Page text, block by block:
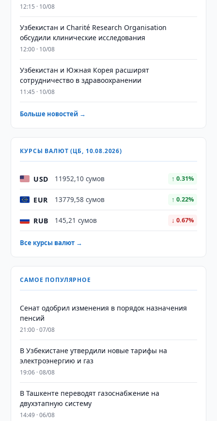
12:15 · 10/08
Узбекистан и Charité Research Organisation
обсудили клинические исследования
12:00 · 10/08
Узбекистан и Южная Корея расширят
сотрудничество в здравоохранении
11:45 · 10/08
Больше новостей →
КУРСЫ ВАЛЮТ (ЦБ, 10.08.2026)
USD 11952,10 сумов ↑ 0.31%
EUR 13779,58 сумов ↑ 0.22%
RUB 145,21 сумов ↓ 0.67%
Все курсы валют →
САМОЕ ПОПУЛЯРНОЕ
Сенат одобрил изменения в порядок назначения
пенсий
21:00 · 07/08
В Узбекистане утвердили новые тарифы на
электроэнергию и газ
19:06 · 08/08
В Ташкенте переводят газоснабжение на
двухэтапную систему
14:49 · 06/08